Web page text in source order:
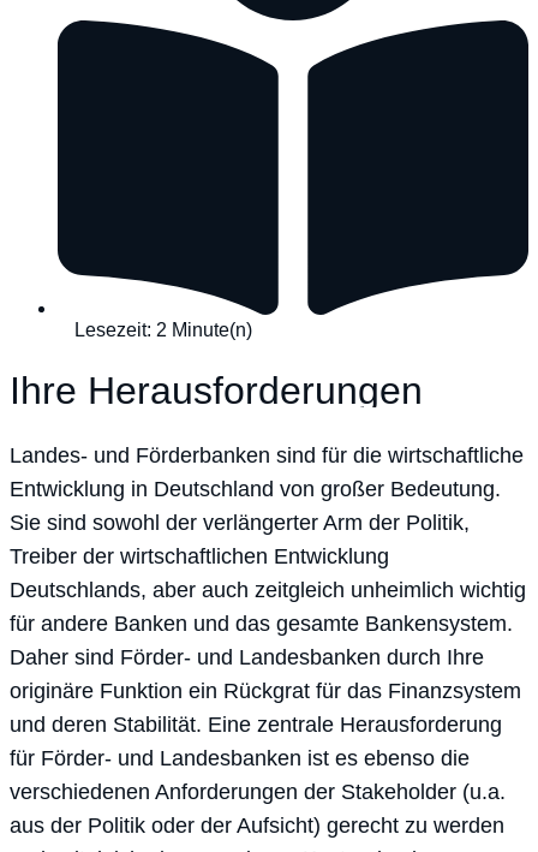
Lesezeit: 2 Minute(n)
Ihre Herausforderungen
Landes- und Förderbanken sind für die wirtschaftliche
Entwicklung in Deutschland von großer Bedeutung.
Sie sind sowohl der verlängerter Arm der Politik,
Treiber der wirtschaftlichen Entwicklung
Deutschlands, aber auch zeitgleich unheimlich wichtig
für andere Banken und das gesamte Bankensystem.
Daher sind Förder- und Landesbanken durch Ihre
originäre Funktion ein Rückgrat für das Finanzsystem
und deren Stabilität. Eine zentrale Herausforderung
für Förder- und Landesbanken ist es ebenso die
verschiedenen Anforderungen der Stakeholder (u.a.
aus der Politik oder der Aufsicht) gerecht zu werden